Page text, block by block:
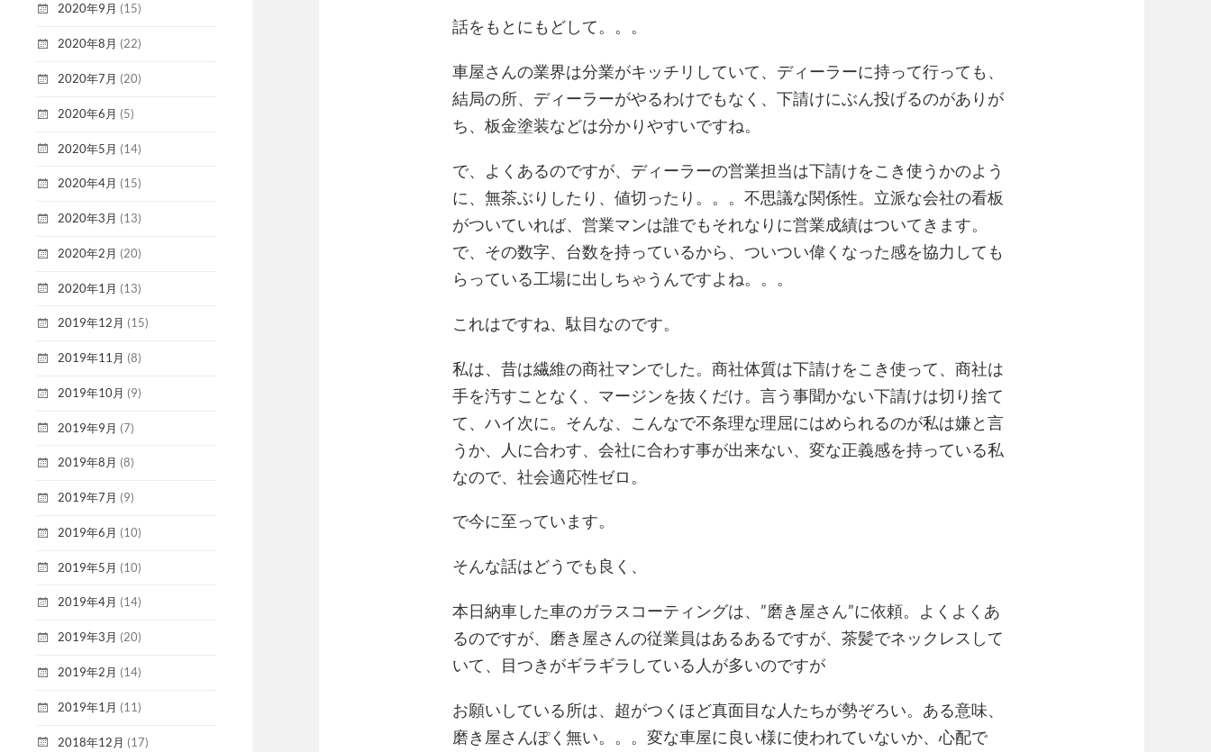
2020年9月 (15)
2020年8月 (22)
2020年7月 (20)
2020年6月 (5)
2020年5月 (14)
2020年4月 (15)
2020年3月 (13)
2020年2月 (20)
2020年1月 (13)
2019年12月 (15)
2019年11月 (8)
2019年10月 (9)
2019年9月 (7)
2019年8月 (8)
2019年7月 (9)
2019年6月 (10)
2019年5月 (10)
2019年4月 (14)
2019年3月 (20)
2019年2月 (14)
2019年1月 (11)
2018年12月 (17)
話をもとにもどして。。。
車屋さんの業界は分業がキッチリしていて、ディーラーに持って行っても、
結局の所、ディーラーがやるわけでもなく、下請けにぶん投げるのがありが
ち、板金塗装などは分かりやすいですね。
で、よくあるのですが、ディーラーの営業担当は下請けをこき使うかのよう
に、無茶ぶりしたり、値切ったり。。。不思議な関係性。立派な会社の看板
がついていれば、営業マンは誰でもそれなりに営業成績はついてきます。
で、その数字、台数を持っているから、ついつい偉くなった感を協力しても
らっている工場に出しちゃうんですよね。。。
これはですね、駄目なのです。
私は、昔は繊維の商社マンでした。商社体質は下請けをこき使って、商社は
手を汚すことなく、マージンを抜くだけ。言う事聞かない下請けは切り捨て
て、ハイ次に。そんな、こんなで不条理な理屈にはめられるのが私は嫌と言
うか、人に合わす、会社に合わす事が出来ない、変な正義感を持っている私
なので、社会適応性ゼロ。
で今に至っています。
そんな話はどうでも良く、
本日納車した車のガラスコーティングは、”磨き屋さん”に依頼。よくよくあ
るのですが、磨き屋さんの従業員はあるあるですが、茶髪でネックレスして
いて、目つきがギラギラしている人が多いのですが
お願いしている所は、超がつくほど真面目な人たちが勢ぞろい。ある意味、
磨き屋さんぽく無い。。。変な車屋に良い様に使われていないか、心配で